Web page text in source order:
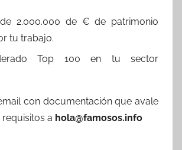
2.000.000 de € de patrimonio
tu trabajo.
Top 100 en tu sector
con documentación que avale
a hola@famosos.info